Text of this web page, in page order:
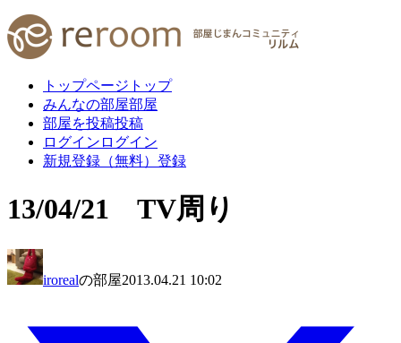
トップページ トップ
みんなの部屋部屋
部屋を投稿投稿
ログイン ログイン
新規登録（無料） 登録
13/04/21 TV周り
irorealの部屋2013.04.21 10:02